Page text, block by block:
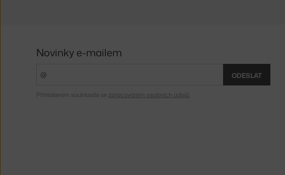
Novinky e-mailem
ODESLAT
Přihlášením souhlasíte se zpracováním osobních údajů